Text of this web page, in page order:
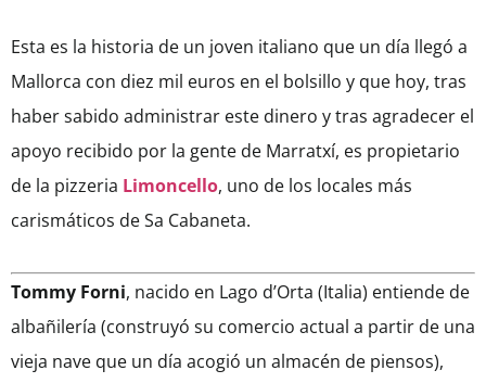
Esta es la historia de un joven italiano que un día llegó a
Mallorca con diez mil euros en el bolsillo y que hoy, tras
haber sabido administrar este dinero y tras agradecer el
apoyo recibido por la gente de Marratxí, es propietario
de la pizzeria Limoncello, uno de los locales más
carismáticos de Sa Cabaneta.
Tommy Forni, nacido en Lago d’Orta (Italia) entiende de
albañilería (construyó su comercio actual a partir de una
vieja nave que un día acogió un almacén de piensos),